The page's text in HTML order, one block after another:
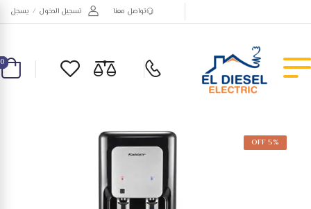
تواصل معنا تسجيل الدخول / يسجل
0
5% OFF